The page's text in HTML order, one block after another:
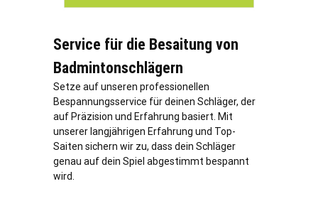
Service für die Besaitung von
Badmintonschlägern
Setze auf unseren professionellen
Bespannungsservice für deinen Schläger, der
auf Präzision und Erfahrung basiert. Mit
unserer langjährigen Erfahrung und Top-
Saiten sichern wir zu, dass dein Schläger
genau auf dein Spiel abgestimmt bespannt
wird.